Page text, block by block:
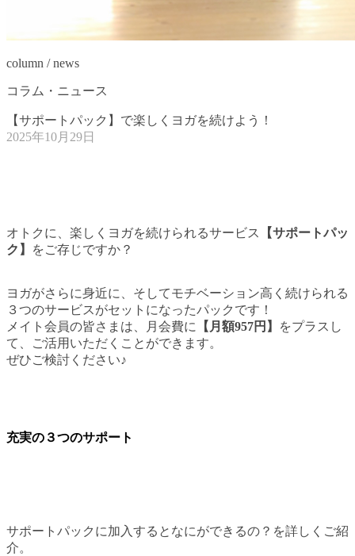
column / news
コラム・ニュース
【サポートパック】で楽しくヨガを続けよう！
2025年10月29日
オトクに、楽しくヨガを続けられるサービス
【サポートパッ
ク】
をご存じですか？
ヨガがさらに身近に、そしてモチベーション高く続けられる
３つのサービスがセットになったパックです！
メイト会員の皆さまは、月会費に
【月額957円】
をプラスし
て、ご活用いただくことができます。
ぜひご検討ください♪
充実の３つのサポート
サポートパックに加入するとなにができるの？を詳しくご紹
介。